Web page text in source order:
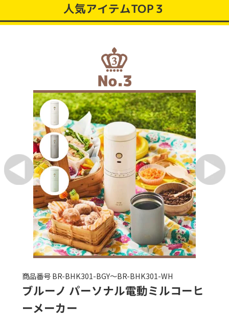
人気アイテムTOP３
商品番号 BR-BHK301-BGY～BR-BHK301-WH
ブルーノ パーソナル電動ミルコーヒ
ーメーカー